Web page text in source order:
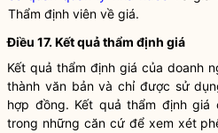
Thẩm định viên về giá.
Điều 17. Kết quảthẩm định giá
Kết quả thẩm định giá của doanh
thành văn bản và chỉ được sử
hợp đồng. Kết quảthẩm định giá
trong những căn cứ để xem xét